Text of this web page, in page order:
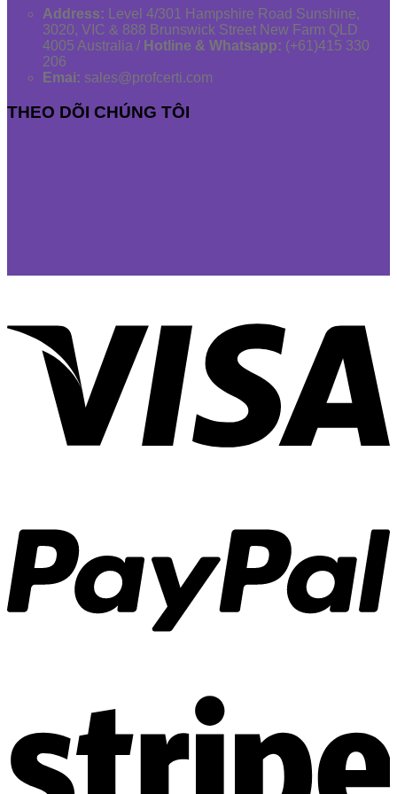
Address: Level 4/301 Hampshire Road Sunshine,
3020, VIC & 888 Brunswick Street New Farm QLD
4005 Australia / Hotline & Whatsapp: (+61)415 330
206
Emai: sales@profcerti.com
THEO DÕI CHÚNG TÔI